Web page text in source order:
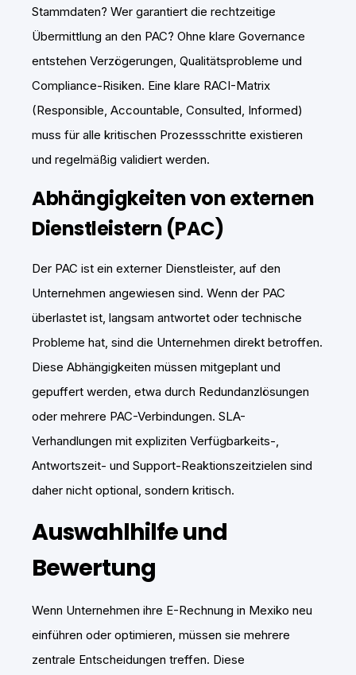
Stammdaten? Wer garantiert die rechtzeitige
Übermittlung an den PAC? Ohne klare Governance
entstehen Verzögerungen, Qualitätsprobleme und
Compliance-Risiken. Eine klare RACI-Matrix
(Responsible, Accountable, Consulted, Informed)
muss für alle kritischen Prozessschritte existieren
und regelmäßig validiert werden.
Abhängigkeiten von externen
Dienstleistern (PAC)
Der PAC ist ein externer Dienstleister, auf den
Unternehmen angewiesen sind. Wenn der PAC
überlastet ist, langsam antwortet oder technische
Probleme hat, sind die Unternehmen direkt betroffen.
Diese Abhängigkeiten müssen mitgeplant und
gepuffert werden, etwa durch Redundanzlösungen
oder mehrere PAC-Verbindungen. SLA-
Verhandlungen mit expliziten Verfügbarkeits-,
Antwortszeit- und Support-Reaktionszeitzielen sind
daher nicht optional, sondern kritisch.
Auswahlhilfe und
Bewertung
Wenn Unternehmen ihre E-Rechnung in Mexiko neu
einführen oder optimieren, müssen sie mehrere
zentrale Entscheidungen treffen. Diese